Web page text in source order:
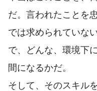
だ。言われたことを
では求められていな
で、どんな、環境下
間になるかだ。
そして、そのスキル